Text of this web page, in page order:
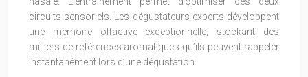
circuits sensoriels. Les dégustateurs experts développent
une mémoire olfactive exceptionnelle, stockant des
milliers de références aromatiques qu’ils peuvent rappeler
instantanément lors d’une dégustation.